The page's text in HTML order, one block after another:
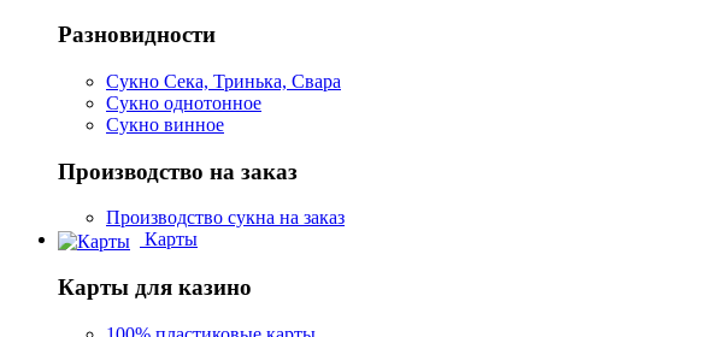
Разновидности
Сукно Сека, Тринька, Свара
Сукно однотонное
Сукно винное
Производство на заказ
Производство сукна на заказ
Карты
Карты для казино